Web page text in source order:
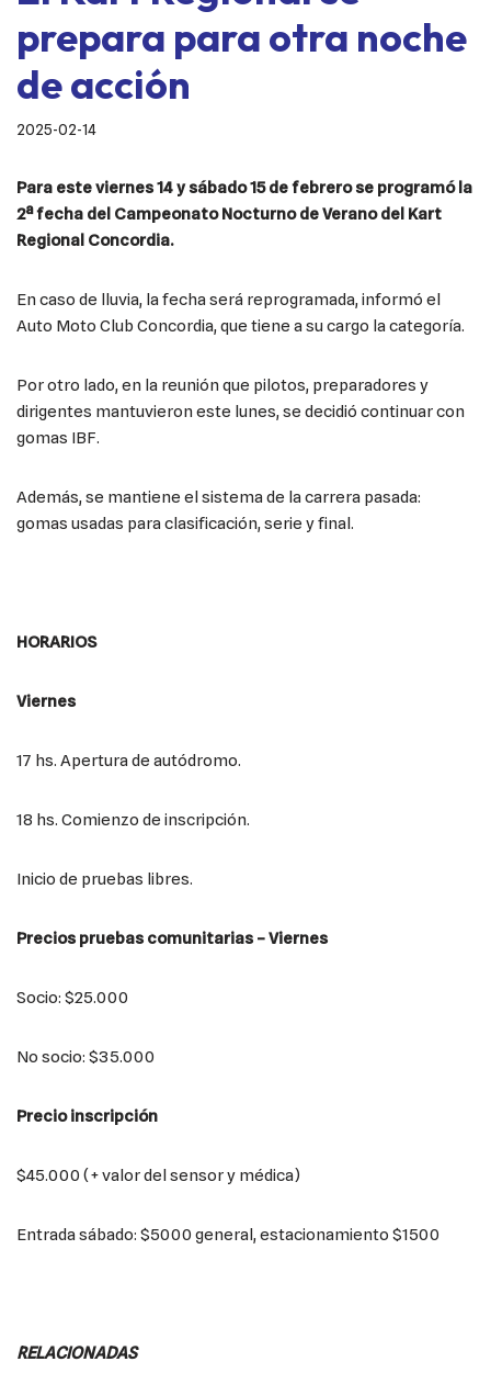
prepara para otra noche
de acción
2025-02-14
Para este viernes 14 y sábado 15 de febrero se programó la
2ª fecha del Campeonato Nocturno de Verano del Kart
Regional Concordia.
En caso de lluvia, la fecha será reprogramada, informó el
Auto Moto Club Concordia, que tiene a su cargo la categoría.
Por otro lado, en la reunión que pilotos, preparadores y
dirigentes mantuvieron este lunes, se decidió continuar con
gomas IBF.
Además, se mantiene el sistema de la carrera pasada:
gomas usadas para clasificación, serie y final.
HORARIOS
Viernes
17 hs. Apertura de autódromo.
18 hs. Comienzo de inscripción.
Inicio de pruebas libres.
Precios pruebas comunitarias – Viernes
Socio: $25.000
No socio: $35.000
Precio inscripción
$45.000 (+ valor del sensor y médica)
Entrada sábado: $5000 general, estacionamiento $1500
RELACIONADAS